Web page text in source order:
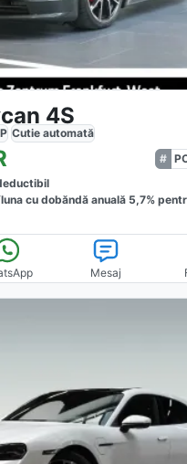
4S
Cutieautomată
cu dobăndă anuală 5,7%
Mesaj